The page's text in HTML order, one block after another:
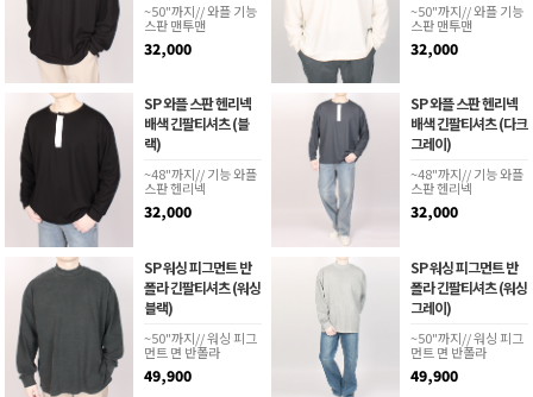
~50"까지// 와플 기능
스판 맨투맨
32,000
~50"까지// 와플 기능
스판 맨투맨
32,000
SP 와플 스판 헨리넥
배색 긴팔티셔츠 (블
랙)
~48"까지// 기능 와플
스판 헨리넥
32,000
SP 와플 스판 헨리넥
배색 긴팔티셔츠 (다크
그레이)
~48"까지// 기능 와플
스판 헨리넥
32,000
SP 워싱 피그먼트 반
폴라 긴팔티셔츠 (워싱
블랙)
~50"까지// 워싱 피그
먼트 면 반폴라
49,900
SP 워싱 피그먼트 반
폴라 긴팔티셔츠 (워싱
그레이)
~50"까지// 워싱 피그
먼트 면 반폴라
49,900